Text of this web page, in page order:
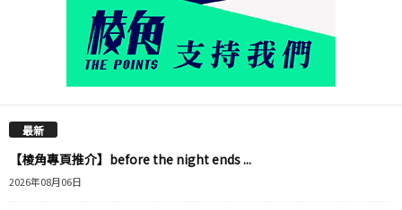
最新
【棱角專頁推介】before the night ends ...
2026年08月06日